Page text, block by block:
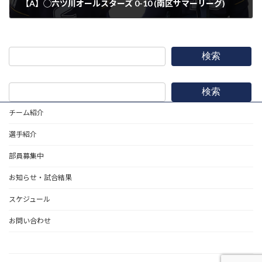
【A】◯六ツ川オールスターズ 0-10 (南区サマーリーグ)
検索
検索
チーム紹介
選手紹介
部員募集中
お知らせ・試合結果
スケジュール
お問い合わせ